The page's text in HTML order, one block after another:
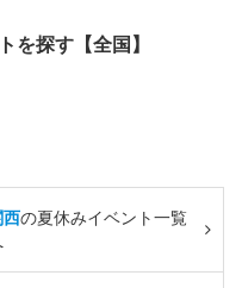
を探す【全国】
の夏休みイベント一覧